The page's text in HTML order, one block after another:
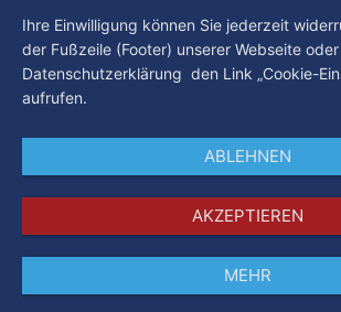
Datenschutz
Ihre Einwilligung können Sie jederzeit
der Fußzeile (Footer) unserer Webseite
Datenschutzerklärung den Link „Cookie-
aufrufen.
ABLEHNEN
AKZEPTIEREN
MEHR